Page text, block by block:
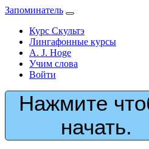
Запоминатель
Курс Скультэ
Лингафонные курсы
A. J. Hoge
Учим слова
Войти
Нажмите
начать.